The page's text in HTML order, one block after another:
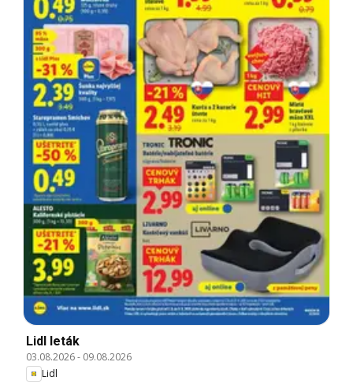
Lidl leták
03.08.2026- 09.08.2026
Lidl